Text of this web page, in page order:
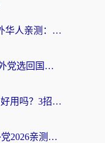
Mac翻墙回国免费？2026海外华人亲测：从CCTV5直播到国内APP，这样选加速器才靠谱
Proton VPN中国能用吗？海外党选回国加速器的避坑指南（附番茄加速器实测）
海外党必看：斧牛和Fly2CN好用吗？3招教你选对回国加速器（附免费试用攻略）
斧牛和OurPlay哪个好？海外党2026亲测：选对加速器，国内资源秒加载